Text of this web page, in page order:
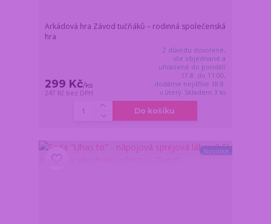
Arkádová hra Závod tučňáků – rodinná společenská
hra
299 Kč/ks
247 Kč bez DPH
Z důvodu dovolené,
vše objednané a
uhrazené do pondělí
17.8. do 11:00,
dodáme nejdříve 18.8.
v úterý. Skladem 3 ks
Do košíku
Novinka